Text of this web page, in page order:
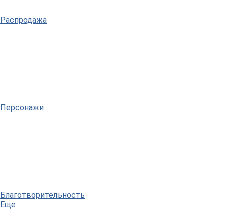
Распродажа
Персонажи
Благотворительность
Еще